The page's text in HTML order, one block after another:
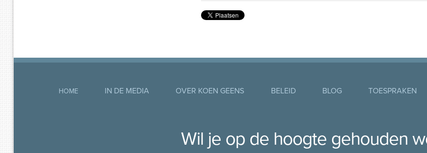
HOME IN DE MEDIA OVER KOEN GEENS BELEID BLOG TOESPRAKEN
Wil je op de hoogte gehouden